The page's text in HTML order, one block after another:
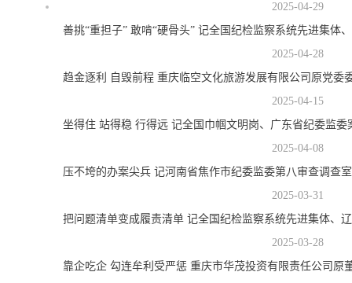
2025-04-29
善挑“重担子” 敢啃“硬骨头” 记全国纪检监察系统先进集体
2025-04-28
趋金逐利 自毁前程 重庆临空文化旅游发展有限公司原党委
2025-04-15
坐得住 站得稳 行得远 记全国巾帼文明岗、广东省纪委监委
2025-04-08
压不垮的办案尖兵 记河南省焦作市纪委监委第八审查调查
2025-03-31
把问题清单变成履责清单 记全国纪检监察系统先进集体、
2025-03-28
靠企吃企 勾连牟利受严惩 重庆市华茂投资有限责任公司原